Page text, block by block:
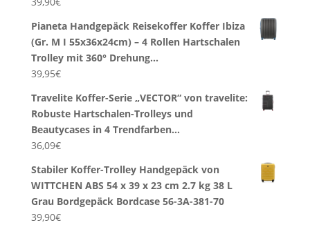
Pianeta Handgepäck Reisekoffer Koffer Ibiza
(Gr. M I 55x36x24cm) – 4 Rollen Hartschalen
Trolley mit 360° Drehung…
39,95€
Travelite Koffer-Serie „VECTOR“ von travelite:
Robuste Hartschalen-Trolleys und
Beautycases in 4 Trendfarben…
36,09€
Stabiler Koffer-Trolley Handgepäck von
WITTCHEN ABS 54 x 39 x 23 cm 2.7 kg 38 L
Grau Bordgepäck Bordcase 56-3A-381-70
39,90€